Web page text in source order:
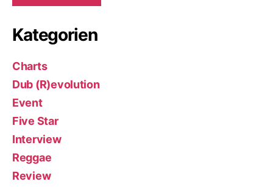
Kategorien
Charts
Dub (R)evolution
Event
Five Star
Interview
Reggae
Review